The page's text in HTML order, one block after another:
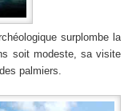
surplombe la
soit modeste, sa visite
palmiers.